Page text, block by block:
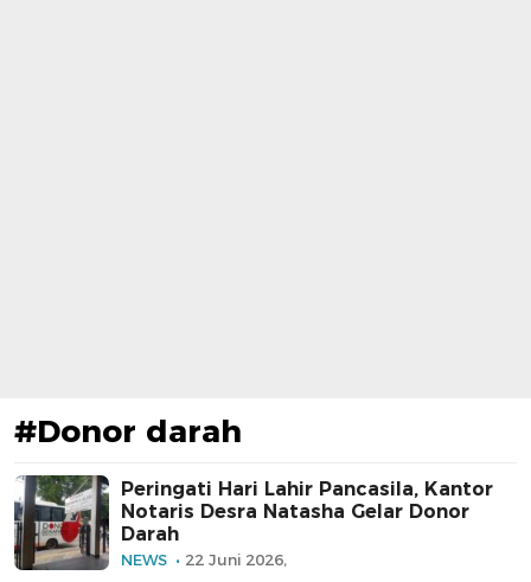
#Donor darah
Peringati Hari Lahir Pancasila, Kantor
Notaris Desra Natasha Gelar Donor
Darah
NEWS 22 Juni 2026,